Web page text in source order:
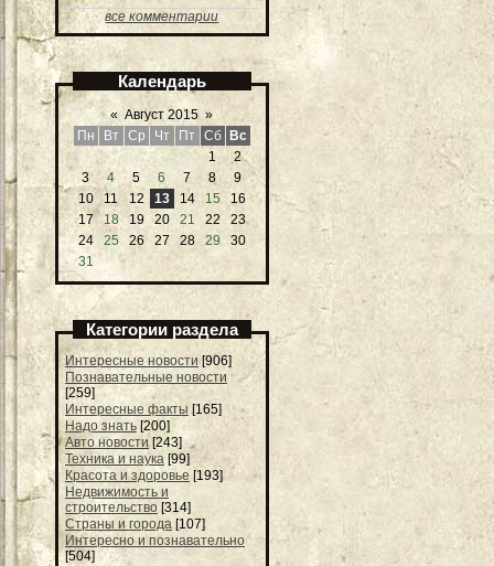
все комментарии
Календарь
« Август 2015 »
Пн
Вт Ср Чт Пт Сб
Вс
1
2
3
4 5 6 7 8
9
10
11 12 13 14 15
16
17
18 19 20 21 22
23
24
25 26 27 28 29
30
31
Категории раздела
Интересные новости [906]
Познавательные новости
[259]
Интересные факты [165]
Надо знать [200]
Авто новости [243]
Техника и наука [99]
Красота и здоровье [193]
Недвижимость и
строительство [314]
Страны и города [107]
Интересно и познавательно
[504]